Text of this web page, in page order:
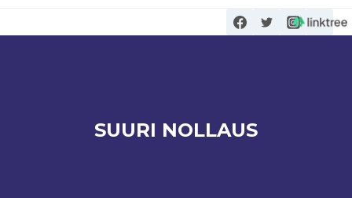
SUURI NOLLAUS